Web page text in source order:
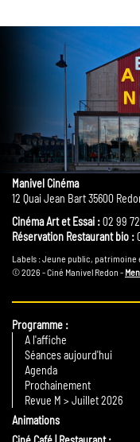
Manivel Cinéma
12 Quai Jean Bart 35600
Cinéma Art et Essai :02 99
Réservation Restaurant bio :
Labels : Jeune public,
© 2026 - Ciné Manivel Redon -
Programme
A l'affiche
Séances aujourd'hui
Agenda
Prochainement
Revue M > Juillet 2026
Animations